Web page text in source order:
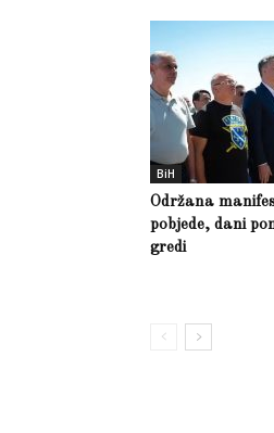
BiH
Održana
pobjede, dani
gredi